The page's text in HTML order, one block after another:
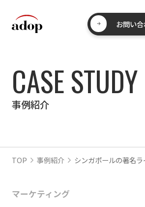
お問い
CASE STUDY
事例紹介
TOP 事例紹介 シンガポールの著名ライバー
マーケティング